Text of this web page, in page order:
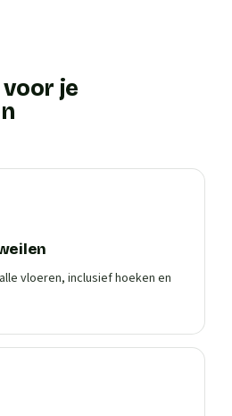
je
vloeren, inclusief hoeken en